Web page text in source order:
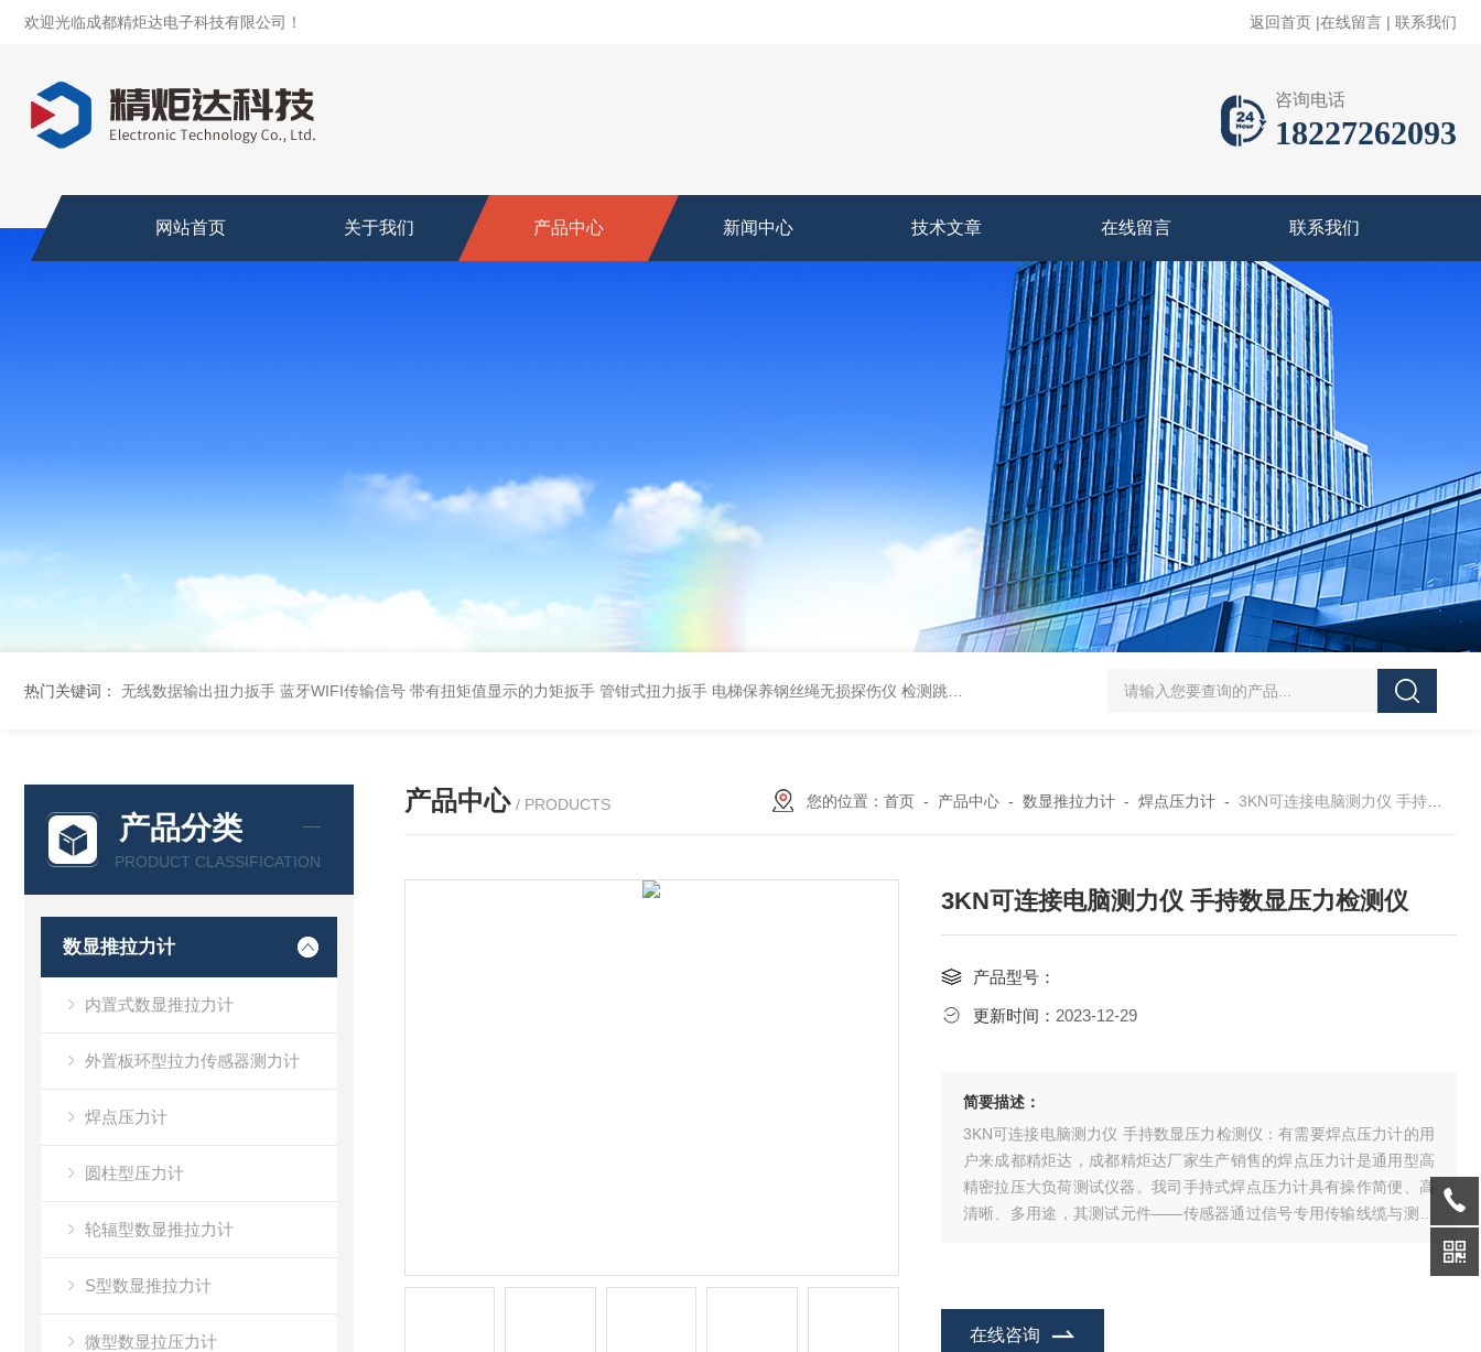
欢迎光临成都精炬达电子科技有限公司！ 返回首页 |在线留言 | 联系我们
咨询电话
18227262093
网站首页 关于我们 产品中心 新闻中心 技术文章 在线留言 联系我们
热门关键词： 无线数据输出扭力扳手 蓝牙WIFI传输信号 带有扭矩值显示的力矩扳手 管钳式扭力扳手 电梯保养钢丝绳无损探伤仪 检测跳丝/断丝 5-300N.m的扭矩扳手检定仪 机械扳手校准仪 JDSF100KN电子式拉
产品分类
PRODUCT CLASSIFICATION
数显推拉力计
内置式数显推拉力计
外置板环型拉力传感器测力计
焊点压力计
圆柱型压力计
轮辐型数显推拉力计
S型数显推拉力计
微型数显拉压力计
产品中心 / PRODUCTS 您的位置： 首页- 产品中心- 数显推拉力计- 焊点压力计- 3KN可连接电脑测力仪 手持数显压力检测仪
3KN可连接电脑测力仪 手持数显压力检测仪
产品型号：
更新时间： 2023-12-29
简要描述：
3KN可连接电脑测力仪 手持数显压力检测仪：有需要焊点压力计的用
户来成都精炬达，成都精炬达厂家生产销售的焊点压力计是通用型高
精密拉压大负荷测试仪器。我司手持式焊点压力计​具有操作简便、高
清晰、多用途，其测试元件——传感器通过信号专用传输线缆与测力
在线咨询